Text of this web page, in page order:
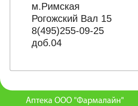
м.Римская
Рогожский Вал 15
8(495)255-09-25
доб.04
Аптека ООО "Фармалайн"